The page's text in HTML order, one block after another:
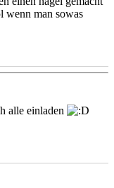
wenn man sowas
alle einladen